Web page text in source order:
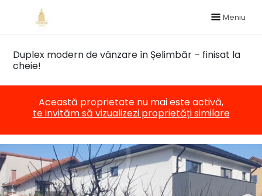
Meniu
Duplex modern de vânzare în Șelimbăr – finisat la
cheie!
Această proprietate nu mai este activă,
te invităm să vizualizezi proprietăți similare